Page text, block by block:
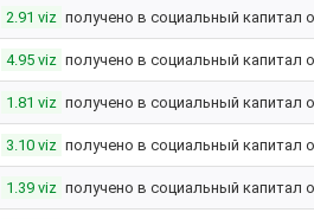
2.91 viz получено в социальный капитал
4.95 viz получено в социальный капитал
1.81 viz получено в социальный капитал
3.10 viz получено в социальный капитал
1.39 viz получено в социальный капитал